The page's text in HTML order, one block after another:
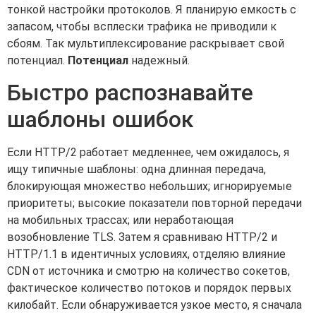
тонкой настройки протоколов. Я планирую емкость с
запасом, чтобы всплески трафика не приводили к
сбоям. Так мультиплексирование раскрывает свой
потенциал. Потенциал надежный.
Быстро распознавайте
шаблоны ошибок
Если HTTP/2 работает медленнее, чем ожидалось, я
ищу типичные шаблоны: одна длинная передача,
блокирующая множество небольших; игнорируемые
приоритеты; высокие показатели повторной передачи
на мобильных трассах; или неработающая
возобновление TLS. Затем я сравниваю HTTP/2 и
HTTP/1.1 в идентичных условиях, отделяю влияние
CDN от источника и смотрю на количество сокетов,
фактическое количество потоков и порядок первых
килобайт. Если обнаруживается узкое место, я сначала